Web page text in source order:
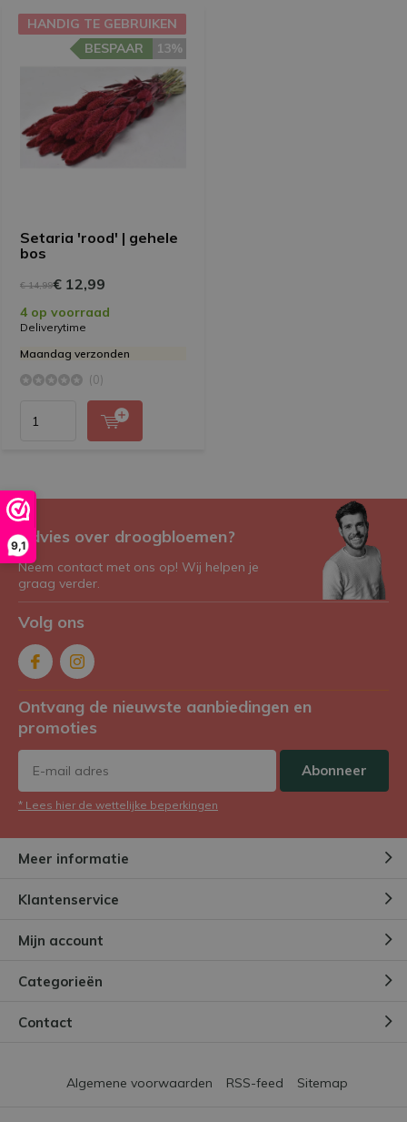
9,1
Setaria 'rood' | gehele
bos
HANDIG TE GEBRUIKEN
13%
BESPAAR
€ 14,99€ 12,99
4 op voorraad
Deliverytime
Maandag verzonden
(0)
Advies over droogbloemen?
Neem contact met ons op! Wij helpen je
graag verder.
Volg ons
Ontvang de nieuwste aanbiedingen en
promoties
Abonneer
* Lees hier de wettelijke beperkingen
Meer informatie
Klantenservice
Mijn account
Categorieën
Contact
Algemene voorwaarden RSS-feed Sitemap